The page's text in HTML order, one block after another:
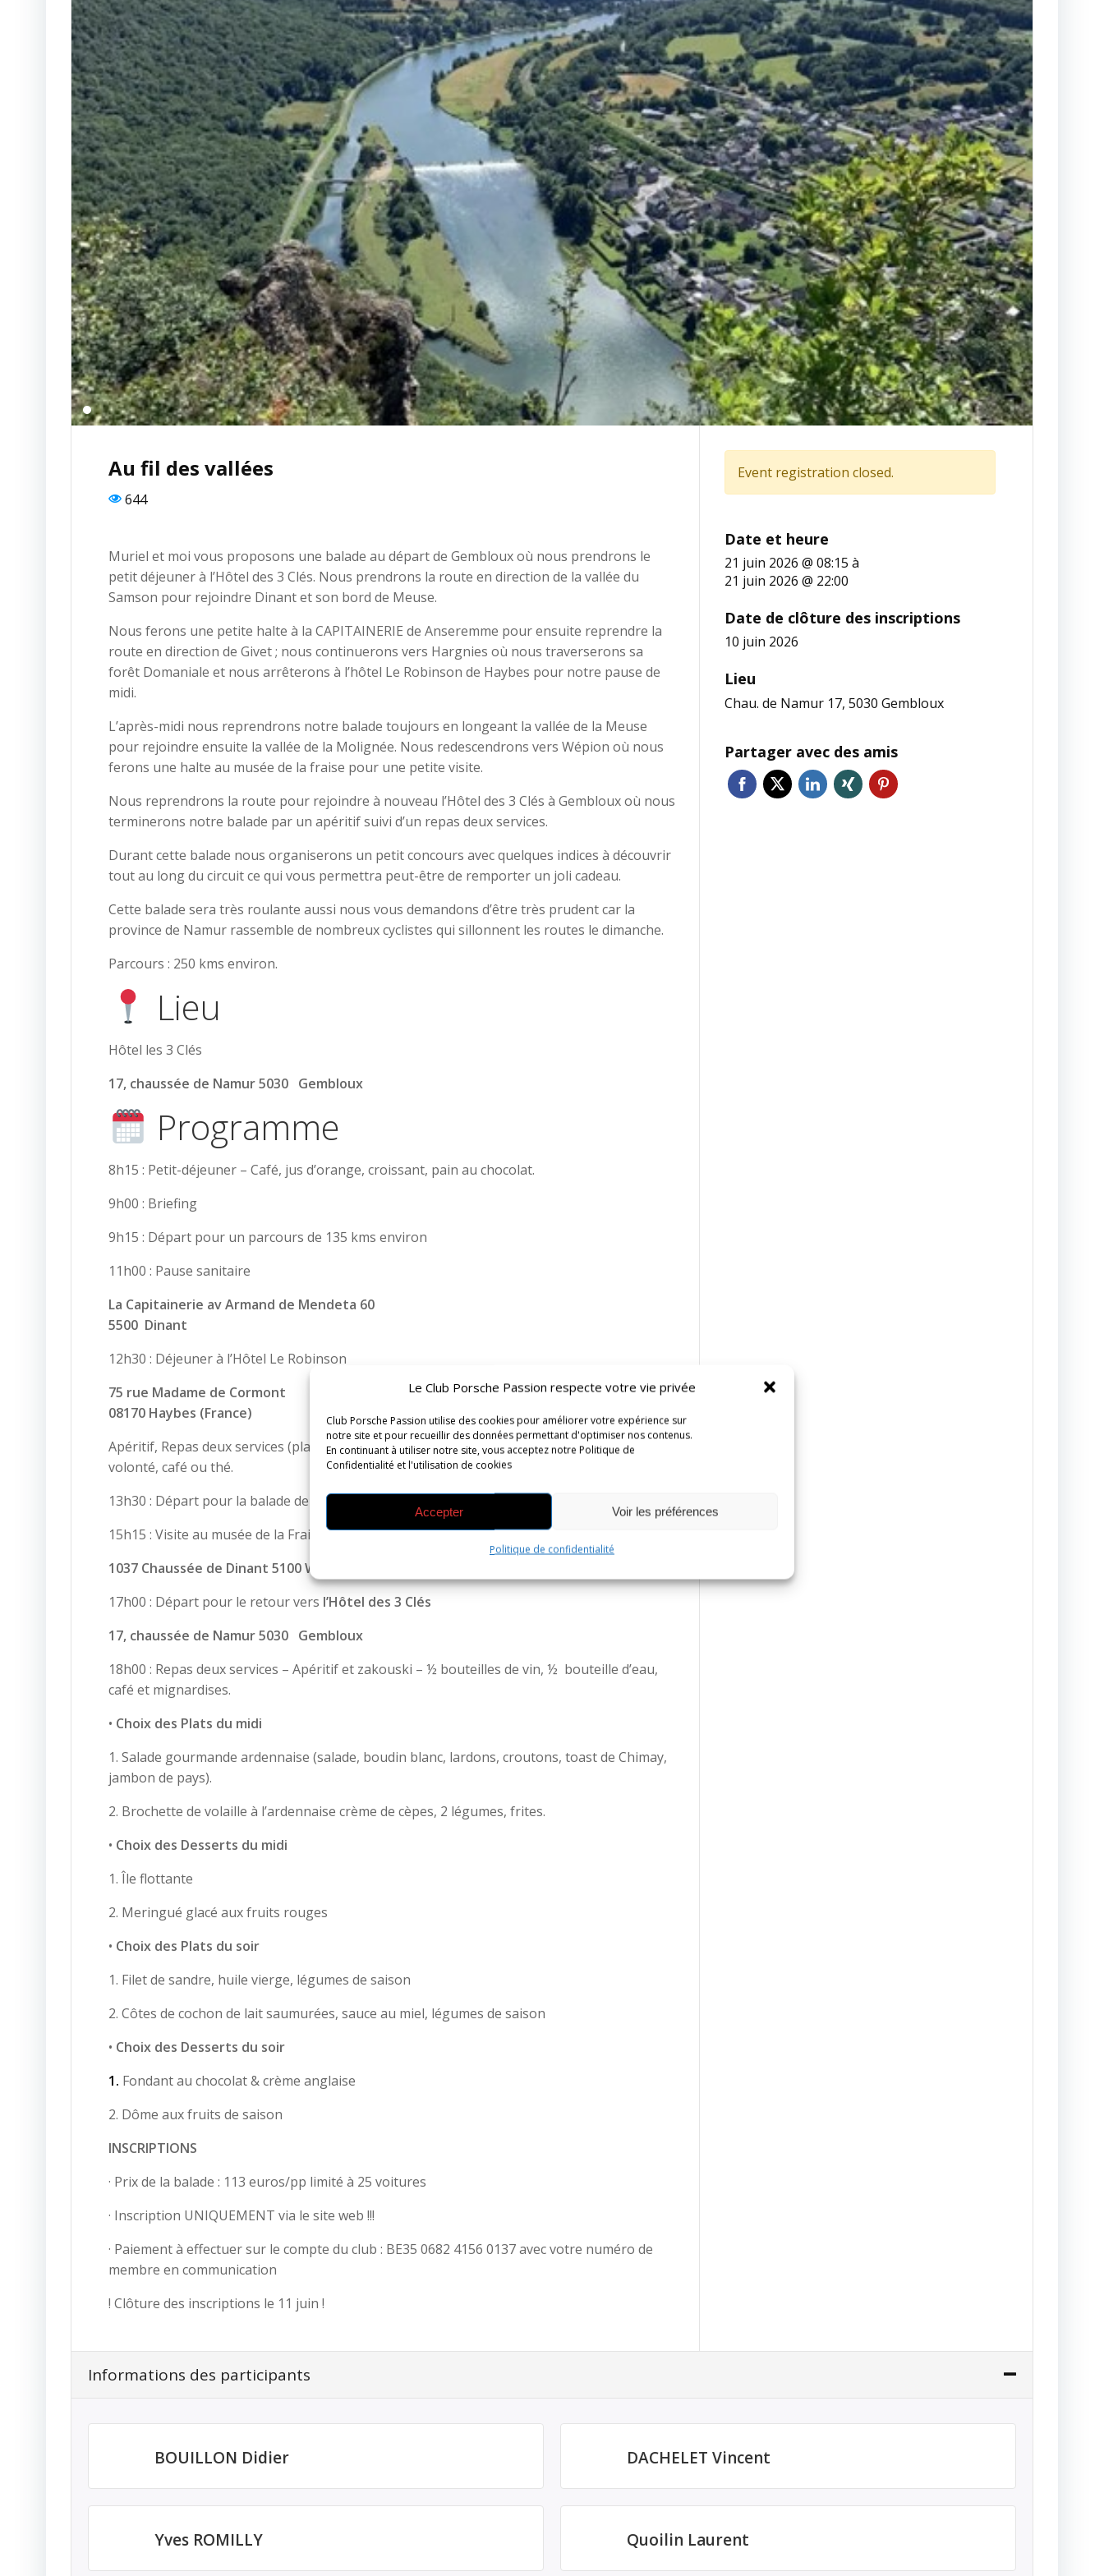
Le Club Porsche Passion respecte votre vie privée
Club Porsche Passion utilise des cookies pour améliorer votre expérience sur
notre site et pour recueillir des données permettant d'optimiser nos contenus.
En continuant à utiliser notre site, vous acceptez notre Politique de
Confidentialité et l'utilisation de cookies
Accepter Voir les préférences
Politique de confidentialité
Au fil des vallées
644
Muriel et moi vous proposons une balade au départ de Gembloux où nous prendrons le
petit déjeuner à l’Hôtel des 3 Clés. Nous prendrons la route en direction de la vallée du
Samson pour rejoindre Dinant et son bord de Meuse.
Nous ferons une petite halte à la CAPITAINERIE de Anseremme pour ensuite reprendre la
route en direction de Givet ; nous continuerons vers Hargnies où nous traverserons sa
forêt Domaniale et nous arrêterons à l’hôtel Le Robinson de Haybes pour notre pause de
midi.
L’après-midi nous reprendrons notre balade toujours en longeant la vallée de la Meuse
pour rejoindre ensuite la vallée de la Molignée. Nous redescendrons vers Wépion où nous
ferons une halte au musée de la fraise pour une petite visite.
Nous reprendrons la route pour rejoindre à nouveau l’Hôtel des 3 Clés à Gembloux où nous
terminerons notre balade par un apéritif suivi d’un repas deux services.
Durant cette balade nous organiserons un petit concours avec quelques indices à découvrir
tout au long du circuit ce qui vous permettra peut-être de remporter un joli cadeau.
Cette balade sera très roulante aussi nous vous demandons d’être très prudent car la
province de Namur rassemble de nombreux cyclistes qui sillonnent les routes le dimanche.
Parcours : 250 kms environ.
Lieu
Hôtel les 3 Clés
17, chaussée de Namur 5030 Gembloux
Programme
8h15 : Petit-déjeuner – Café, jus d’orange, croissant, pain au chocolat.
9h00 : Briefing
9h15 : Départ pour un parcours de 135 kms environ
11h00 : Pause sanitaire
La Capitainerie av Armand de Mendeta 60
5500 Dinant
12h30 : Déjeuner à l’Hôtel Le Robinson
75 rue Madame de Cormont
08170 Haybes (France)
Apéritif, Repas deux services (plat chaud ou froid), 1 verre de vin, eau plate et pétillante à
volonté, café ou thé.
13h30 : Départ pour la balade de l’après-midi, parcours d’environ 115 kms
15h15 : Visite au musée de la Fraise de Wépion
1037 Chaussée de Dinant 5100 Wépion.
17h00 : Départ pour le retour vers l’Hôtel des 3 Clés
17, chaussée de Namur 5030 Gembloux
18h00 : Repas deux services – Apéritif et zakouski – ½ bouteilles de vin, ½ bouteille d’eau,
café et mignardises.
• Choix des Plats du midi
1. Salade gourmande ardennaise (salade, boudin blanc, lardons, croutons, toast de Chimay,
jambon de pays).
2. Brochette de volaille à l’ardennaise crème de cèpes, 2 légumes, frites.
• Choix des Desserts du midi
1. Île flottante
2. Meringué glacé aux fruits rouges
• Choix des Plats du soir
1. Filet de sandre, huile vierge, légumes de saison
2. Côtes de cochon de lait saumurées, sauce au miel, légumes de saison
• Choix des Desserts du soir
1. Fondant au chocolat & crème anglaise
2. Dôme aux fruits de saison
INSCRIPTIONS
· Prix de la balade : 113 euros/pp limité à 25 voitures
· Inscription UNIQUEMENT via le site web !!!
· Paiement à effectuer sur le compte du club : BE35 0682 4156 0137 avec votre numéro de
membre en communication
! Clôture des inscriptions le 11 juin !
Event registration closed.
Date et heure
21 juin 2026 @ 08:15 à
21 juin 2026 @ 22:00
Date de clôture des inscriptions
10 juin 2026
Lieu
Chau. de Namur 17, 5030 Gembloux
Partager avec des amis
Informations des participants
BOUILLON Didier DACHELET Vincent
Yves ROMILLY Quoilin Laurent